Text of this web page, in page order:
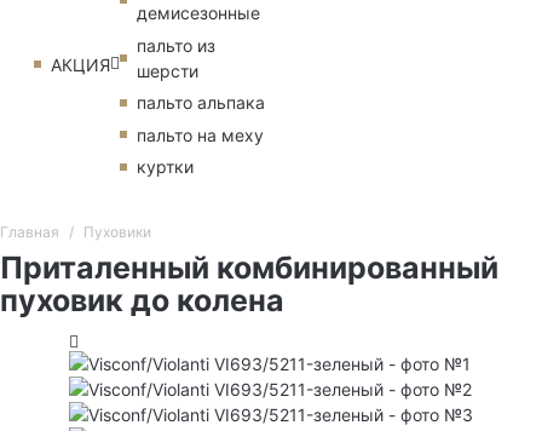
АКЦИЯ
демисезонные
пальто из
шерсти
пальто альпака
пальто на меху
куртки
Главная Пуховики
Приталенный комбинированный
пуховик до колена